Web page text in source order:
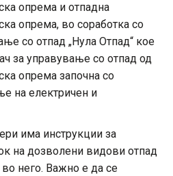
опрема и отпадна
опрема, во соработка со
со отпад „Нула Отпад“ кое
за управување со отпад од
опрема започна со
на електричен и
има инструкции за
на дозволени видови отпад
него. Важно е да се